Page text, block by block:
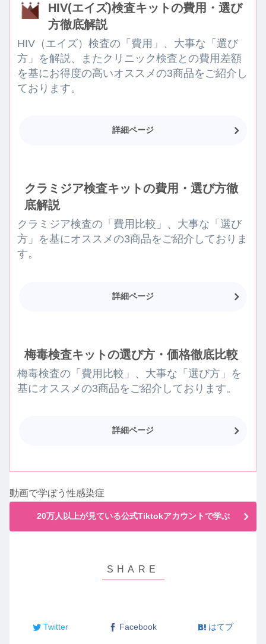
HIV(エイズ)検査キットの費用・選び
方徹底解説
HIV（エイズ）検査の「費用」、大事な「選び
方」を解説、またクリニック検査との費用差額
を基にお得度の高いオススメの3商品をご紹介し
ております。
詳細ページ
クラミジア検査キットの費用・選び方徹
底解説
クラミジア検査の「費用比較」、大事な「選び
方」を基にオススメの3商品をご紹介しておりま
す。
詳細ページ
梅毒検査キットの選び方・価格徹底比較
梅毒検査の「費用比較」、大事な「選び方」を
基にオススメの3商品をご紹介しております。
詳細ページ
動画で学ぼう性感染症
20万人以上が見ている公式Tiktokアカウントで学ぶ
Twitter Facebook はてブ